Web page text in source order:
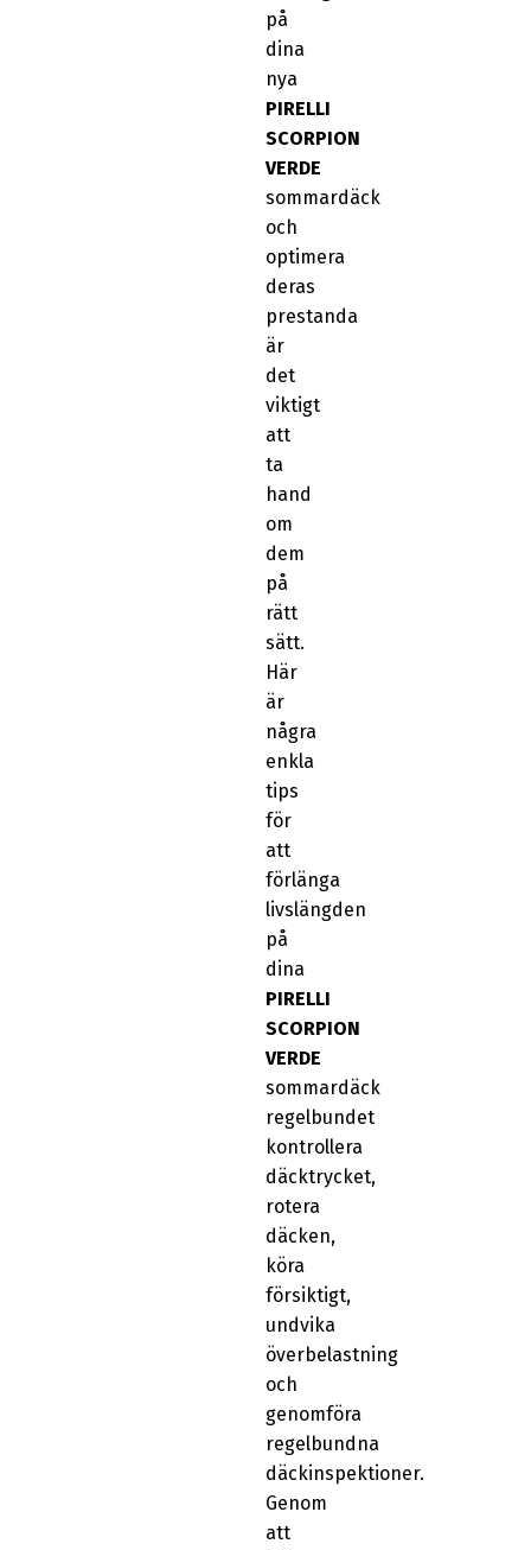
på
dina
nya
PIRELLI
SCORPION
VERDE
sommardäck
och
optimera
deras
prestanda
är
det
viktigt
att
ta
hand
om
dem
på
rätt
sätt.
Här
är
några
enkla
tips
för
att
förlänga
livslängden
på
dina
PIRELLI
SCORPION
VERDE
sommardäck
regelbundet
kontrollera
däcktrycket,
rotera
däcken,
köra
försiktigt,
undvika
överbelastning
och
genomföra
regelbundna
däckinspektioner.
Genom
att